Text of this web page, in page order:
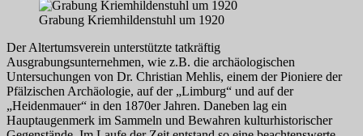
Grabung Kriemhildenstuhl um 1920
Der Altertumsverein unterstützte tatkräftig
Ausgrabungsunternehmen, wie z.B. die archäologischen
Untersuchungen von Dr. Christian Mehlis, einem der Pioniere der
Pfälzischen Archäologie, auf der „Limburg“ und auf der
„Heidenmauer“ in den 1870er Jahren. Daneben lag ein
Hauptaugenmerk im Sammeln und Bewahren kulturhistorischer